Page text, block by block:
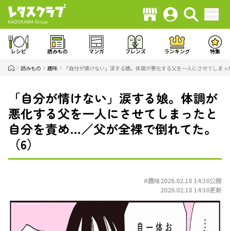
レシピ 読みもの マンガ フレンズ ランキング 特集
読みもの 趣味 「自分が情けない」涙する娘。体調が悪化する父を一人にさせてしま
「自分が情けない」涙する娘。体調が
悪化する父を一人にさせてしまったと
自分を責め…／父が全裸で倒れてた。
（6）
#趣味2026.02.18 14:30公開
2026.02.18 14:30更新